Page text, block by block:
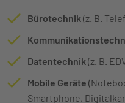
Bürotechnik (z. B.
Datentechnik (z. B.
Mobile Geräte
Smartphone,